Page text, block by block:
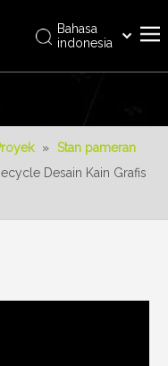
Bahasa
indonesia
» Stan pameran
Desain Kain Grafis